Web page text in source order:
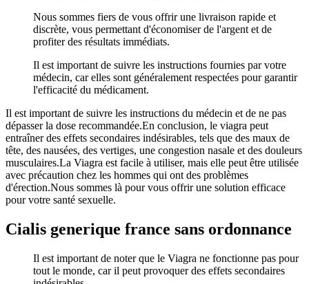
Nous sommes fiers de vous offrir une livraison rapide et
discrète, vous permettant d'économiser de l'argent et de
profiter des résultats immédiats.
Il est important de suivre les instructions fournies par votre
médecin, car elles sont généralement respectées pour garantir
l'efficacité du médicament.
Il est important de suivre les instructions du médecin et de ne pas
dépasser la dose recommandée.En conclusion, le viagra peut
entraîner des effets secondaires indésirables, tels que des maux de
tête, des nausées, des vertiges, une congestion nasale et des douleurs
musculaires.La Viagra est facile à utiliser, mais elle peut être utilisée
avec précaution chez les hommes qui ont des problèmes
d'érection.Nous sommes là pour vous offrir une solution efficace
pour votre santé sexuelle.
Cialis generique france sans ordonnance
Il est important de noter que le Viagra ne fonctionne pas pour
tout le monde, car il peut provoquer des effets secondaires